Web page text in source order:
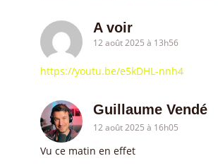
A voir
12 août 2025 à 13h56
https://youtu.be/e5kDHL-nnh4
Guillaume Vendé
12 août 2025 à 16h05
Vu ce matin en effet